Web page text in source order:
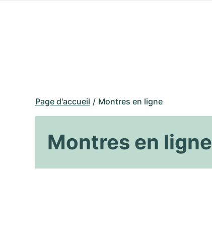
Page d'accueil Montres en ligne
Montres en ligne